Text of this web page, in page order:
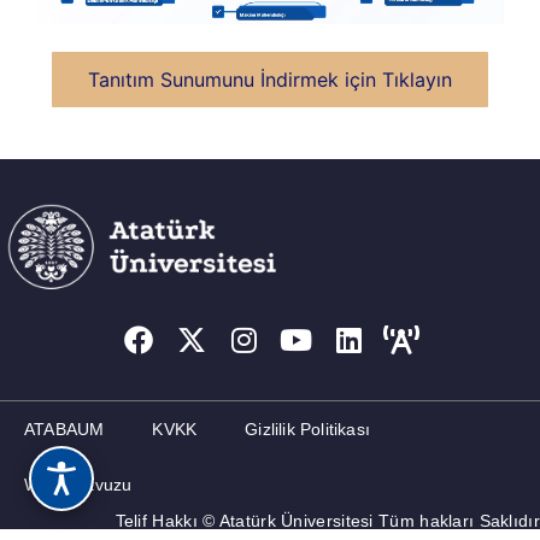
Tanıtım Sunumunu İndirmek için Tıklayın
ATABAUM KVKK Gizlilik Politikası
Web Kılavuzu
Telif Hakkı © Atatürk Üniversitesi Tüm hakları Saklıdır